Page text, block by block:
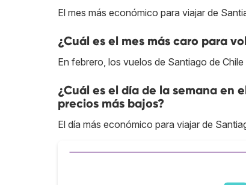
El mes más económico para viajar de
¿Cuál es el mes más caro para
En febrero, los vuelos de Santiago de
¿Cuál es el día de la semana en
precios más bajos?
El día más económico para viajar de